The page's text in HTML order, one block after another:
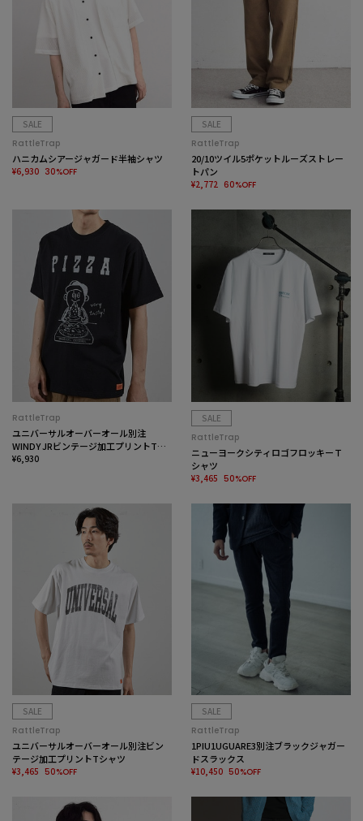
SALE
RattleTrap
ハニカムシアージャガード半袖シャツ
¥6,930 30%OFF
SALE
RattleTrap
20/10ツイル5ポケットルーズストレー
トパン
¥2,772 60%OFF
RattleTrap
ユニバーサルオーバーオール別注
WINDY JRビンテージ加工プリントTシ
ャツ
¥6,930
SALE
RattleTrap
ニューヨークシティロゴフロッキーＴ
シャツ
¥3,465 50%OFF
SALE
RattleTrap
ユニバーサルオーバーオール別注ビン
テージ加工プリントTシャツ
¥3,465 50%OFF
SALE
RattleTrap
1PIU1UGUARE3別注ブラックジャガー
ドスラックス
¥10,450 50%OFF